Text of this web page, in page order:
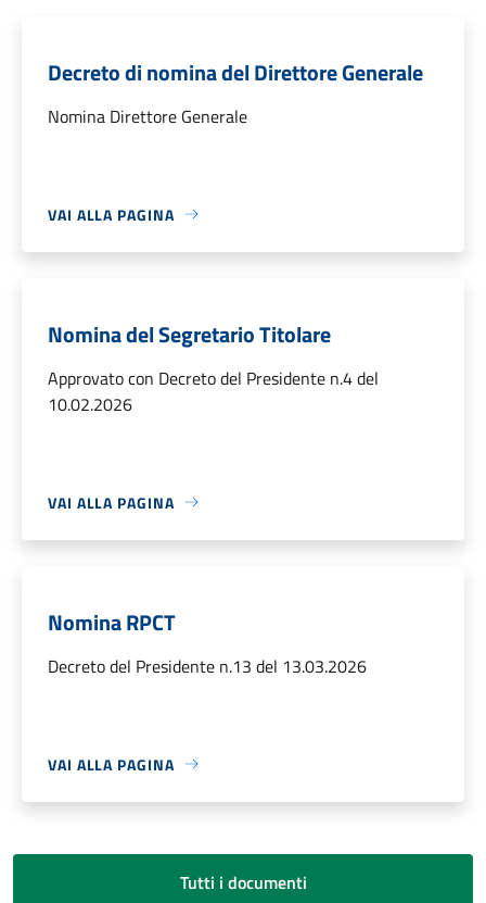
Decreto di nomina del Direttore Generale
Nomina Direttore Generale
VAI ALLA PAGINA
Nomina del Segretario Titolare
Approvato con Decreto del Presidente n.4 del
10.02.2026
VAI ALLA PAGINA
Nomina RPCT
Decreto del Presidente n.13 del 13.03.2026
VAI ALLA PAGINA
Tutti i documenti